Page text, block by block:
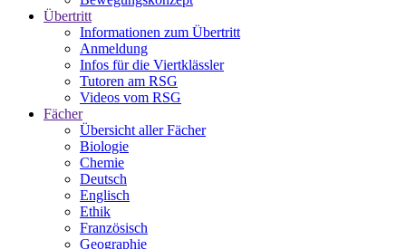
Übertritt
Informationen zum Übertritt
Anmeldung
Infos für die Viertklässler
Tutoren am RSG
Videos vom RSG
Fächer
Übersicht aller Fächer
Biologie
Chemie
Deutsch
Englisch
Ethik
Französisch
Geographie